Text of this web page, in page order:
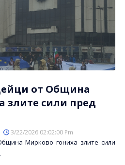
от Община
злите сили пред
3/22/2026 02:02:00 Pm
Мирково гониха злите сили